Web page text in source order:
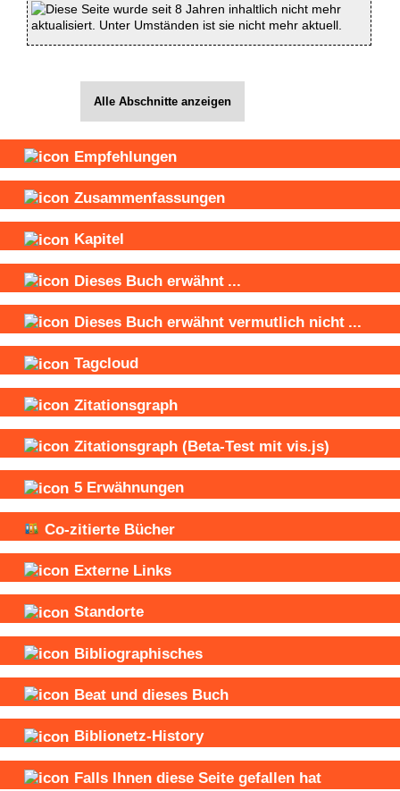
Diese Seite wurde seit 8 Jahren inhaltlich nicht mehr
aktualisiert. Unter Umständen ist sie nicht mehr aktuell.
Alle Abschnitte anzeigen
Empfehlungen
Zusammenfassungen
Kapitel
Dieses Buch erwähnt ...
Dieses Buch erwähnt vermutlich nicht ...
Tagcloud
Zitationsgraph
Zitationsgraph (Beta-Test mit vis.js)
5 Erwähnungen
Co-zitierte Bücher
Externe Links
Standorte
Bibliographisches
Beat und dieses Buch
Biblionetz-History
Falls Ihnen diese Seite gefallen hat